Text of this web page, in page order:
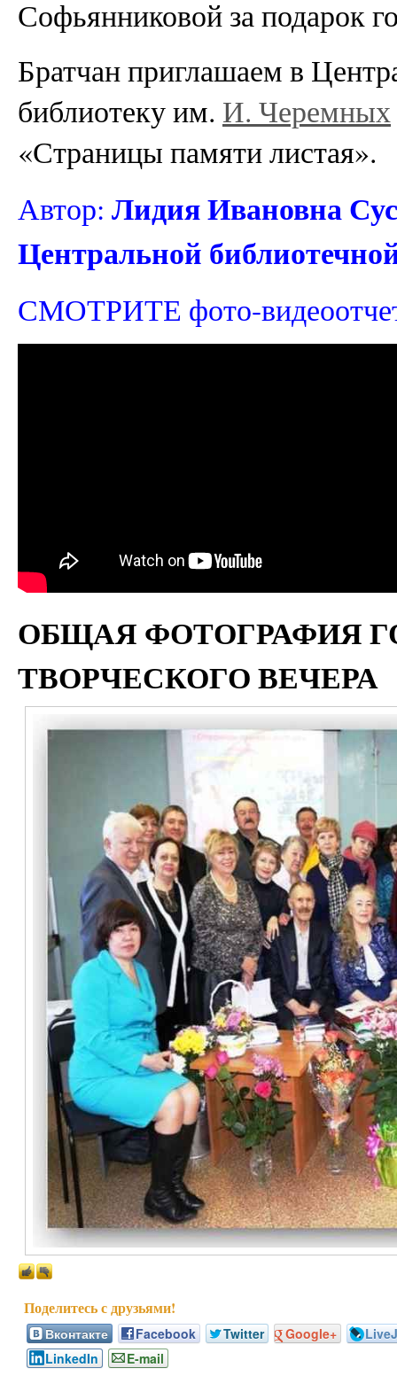
Софьянниковой за подарок
Братчан приглашаем в
библиотеку им. И. Черемных
«Страницы памяти листая».
Автор: Лидия Ивановна
Центральной
СМОТРИТЕ фото-видеоотчет
ОБЩАЯ ФОТОГРАФИЯ
ТВОРЧЕСКОГО ВЕЧЕРА
Вконтакте Facebook Twitter Google+
LinkedIn
E-mail